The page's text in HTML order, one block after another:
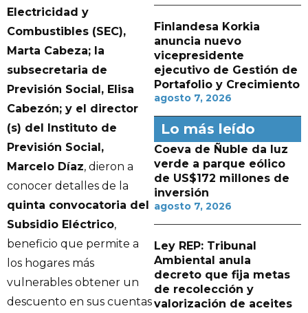
Electricidad y
Combustibles (SEC),
Marta Cabeza; la
subsecretaria de
Previsión Social, Elisa
Cabezón; y el director
(s) del Instituto de
Previsión Social,
Marcelo Díaz, dieron a
conocer detalles de la
quinta convocatoria del
Subsidio Eléctrico,
beneficio que permite a
los hogares más
vulnerables obtener un
descuento en sus cuentas
Finlandesa Korkia
anuncia nuevo
vicepresidente
ejecutivo de Gestión de
Portafolio y Crecimiento
agosto 7, 2026
Lo más leído
Coeva de Ñuble da luz
verde a parque eólico
de US$172 millones de
inversión
agosto 7, 2026
Ley REP: Tribunal
Ambiental anula
decreto que fija metas
de recolección y
valorización de aceites